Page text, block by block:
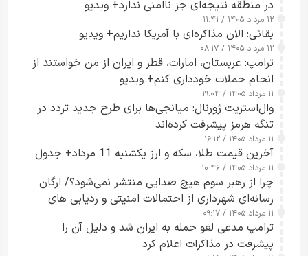
در منطقه نتیجه‌ای جز ناامنی ندارد+ ویدیو
۱۲ مرداد ۱۴۰۵ / ۱۱:۴۱
بقائی: الان مذاکره‌ای با آمریکا نداریم+ ویدیو
۱۲ مرداد ۱۴۰۵ / ۰۸:۱۷
ترامپ: عربستان، امارات، قطر و ایران از من خواستند از
انجام حملات خودداری کنم+ ویدیو
۱۱ مرداد ۱۴۰۵ / ۱۹:۰۴
وال‌استریت ژورنال: میانجی‌ها برای طرح جدید تردد در
تنگه هرمز پیشرفت کرده‌اند
۱۱ مرداد ۱۴۰۵ / ۱۶:۱۲
آخرین قیمت طلا، سکه و ارز یکشنبه 11 مرداد+ جدول
۱۱ مرداد ۱۴۰۵ / ۱۰:۴۶
چرا از رهبر سوم هیچ صدایی منتشر نمی‌شود؟/ ارگان
رسانه‌ای شهرداری از احتمالات امنیتی و ردیابی های
جاسوسی گفت
۱۱ مرداد ۱۴۰۵ / ۰۹:۱۷
ترامپ مدعی لغو حمله به ایران شد و دلیل آن را
پیشرفت در مذاکرات اعلام کرد